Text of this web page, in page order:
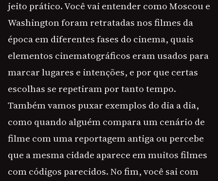
jeito prático. Você vai entender como Moscou e
Washington foram retratadas nos filmes da
época em diferentes fases do cinema, quais
elementos cinematográficos eram usados para
marcar lugares e intenções, e por que certas
escolhas se repetiram por tanto tempo.
Também vamos puxar exemplos do dia a dia,
como quando alguém compara um cenário de
filme com uma reportagem antiga ou percebe
que a mesma cidade aparece em muitos filmes
com códigos parecidos. No fim, você sai com